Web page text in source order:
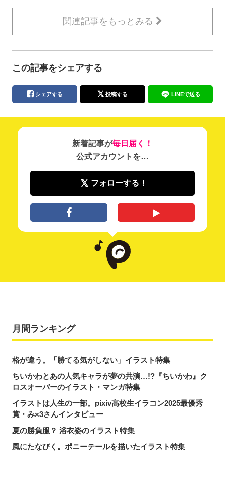
関連記事をもっとみる
この記事をシェアする
シェアする 投稿する LINEで送る
新着記事が毎日届く！
公式アカウントを…
フォローする！
月間ランキング
格が違う。「勝てる気がしない」イラスト特集
ちいかわとあの人気キャラが夢の共演…!?『ちいかわ』ク
ロスオーバーのイラスト・マンガ特集
イラストは人生の一部。pixiv高校生イラコン2025最優秀
賞・み×3さんインタビュー
夏の勝負服？ 浴衣姿のイラスト特集
風にたなびく。ポニーテールを描いたイラスト特集